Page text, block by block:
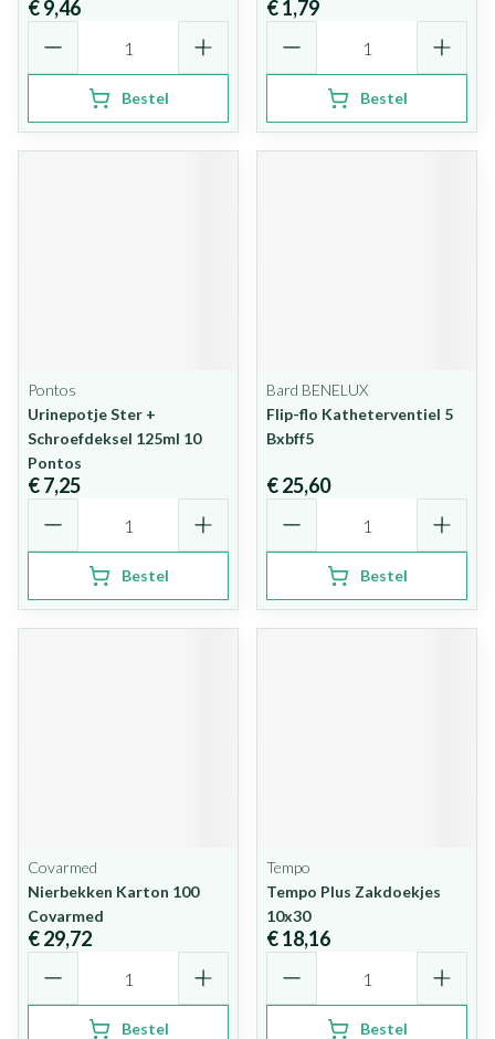
€ 9,46
Bestel
€ 1,79
Bestel
Pontos
Urinepotje Ster +
Schroefdeksel 125ml 10
Pontos
€ 7,25
Bestel
Bard BENELUX
Flip-flo Katheterventiel 5
Bxbff5
€ 25,60
Bestel
Covarmed
Nierbekken Karton 100
Covarmed
€ 29,72
Bestel
Tempo
Tempo Plus Zakdoekjes
10x30
€ 18,16
Bestel